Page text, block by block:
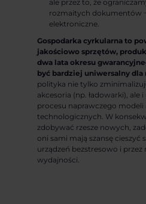
ale przez to, że
rozmaitych dokumentów
elektroniczne.
Gospodarka cyrkularna to
jakościowo sprzętów,
dwa lata okresu
być bardziej uniwersalny dla
polityka nie tylko
akcesoria (np. ładowarki), ale
procesu naprawczego modeli
technologicznych. W
zdobywać rzesze nowych,
oni sami mają szansę cieszyć
urządzeń bezstresowo i przez
wydajności.